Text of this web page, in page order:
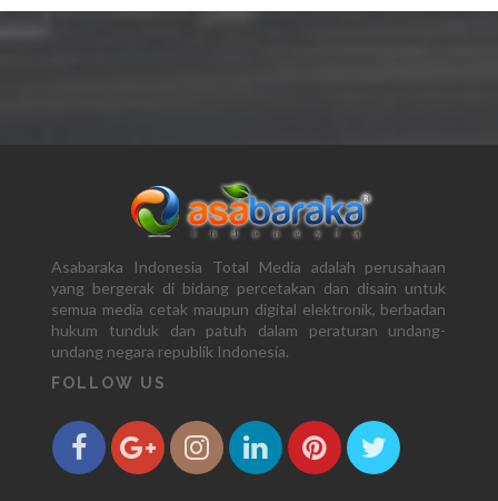
Asabaraka Indonesia Total Media adalah perusahaan
yang bergerak di bidang percetakan dan disain untuk
semua media cetak maupun digital elektronik, berbadan
hukum tunduk dan patuh dalam peraturan undang-
undang negara republik Indonesia.
FOLLOW US